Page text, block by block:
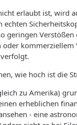
erlaubt ist, wird
echten
geringen
wie hoch ist die
zu Amerika)
erheblichen
- eine